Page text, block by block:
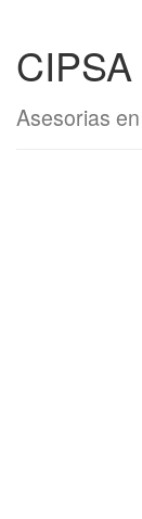
Asesorias